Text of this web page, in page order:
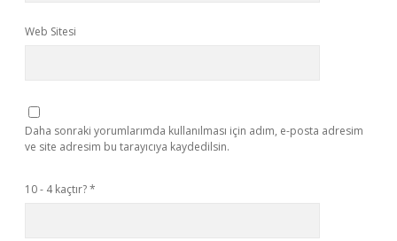
Web Sitesi
Daha sonraki yorumlarımda kullanılması için adım, e-posta adresim
ve site adresim bu tarayıcıya kaydedilsin.
10 - 4 kaçtır?*